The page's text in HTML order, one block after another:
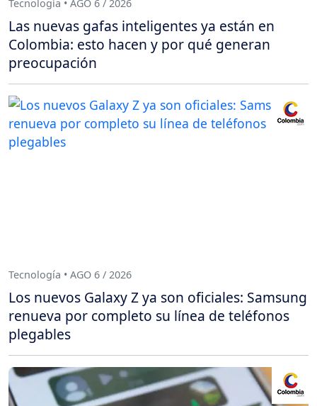
Tecnología • AGO 6 / 2026
Las nuevas gafas inteligentes ya están en
Colombia: esto hacen y por qué generan
preocupación
Tecnología • AGO 6 / 2026
Los nuevos Galaxy Z ya son oficiales: Samsung
renueva por completo su línea de teléfonos
plegables